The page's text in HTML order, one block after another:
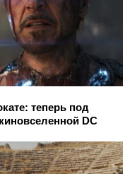
теперь под
DC